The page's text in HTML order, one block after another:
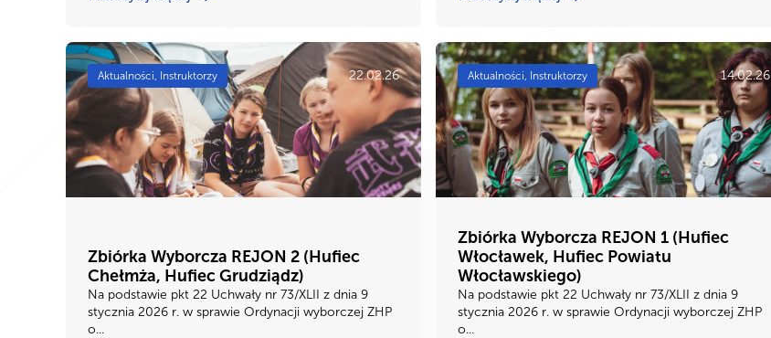
Aktualności, Instruktorzy 22.02.26
Zbiórka Wyborcza REJON 2 (Hufiec
Chełmża, Hufiec Grudziądz)
Na podstawie pkt 22 Uchwały nr 73/XLII z dnia 9
stycznia 2026 r. w sprawie Ordynacji wyborczej ZHP
o...
Aktualności, Instruktorzy 14.02.26
Zbiórka Wyborcza REJON 1 (Hufiec
Włocławek, Hufiec Powiatu
Włocławskiego)
Na podstawie pkt 22 Uchwały nr 73/XLII z dnia 9
stycznia 2026 r. w sprawie Ordynacji wyborczej ZHP
o...